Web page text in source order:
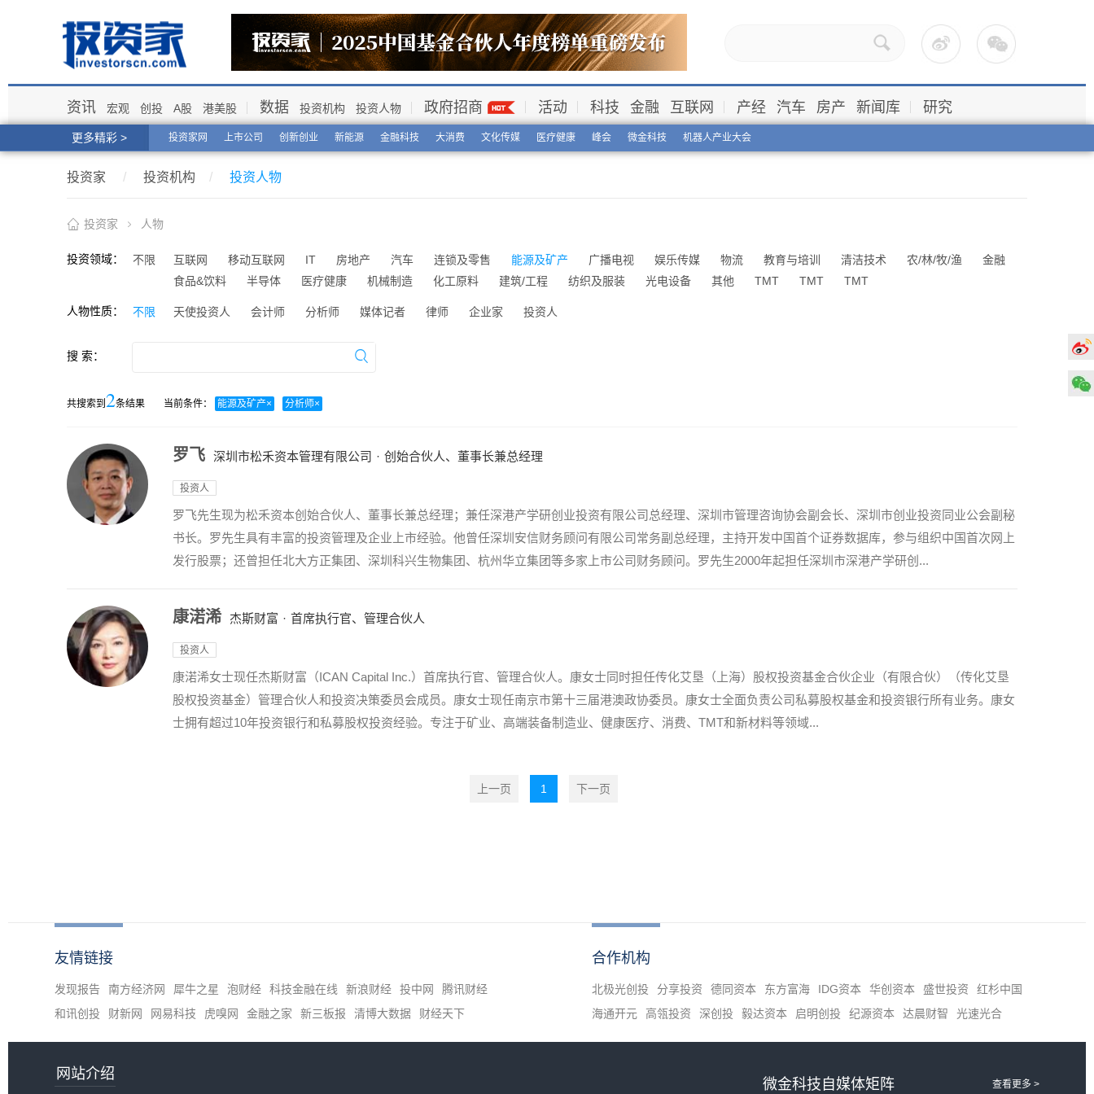
更多精彩 > 投资家网 上市公司 创新创业 新能源 金融科技 大消费 文化传媒 医疗健康 峰会 微金科技 机器人产业大会
资讯 宏观 创投 A股 港美股 数据 投资机构 投资人物 政府招商 活动 科技 金融 互联网 产经 汽车 房产 新闻库 研究
投资家 / 投资机构 / 投资人物
投资家 人物
投资领域： 不限 互联网 移动互联网 IT 房地产 汽车 连锁及零售 能源及矿产 广播电视 娱乐传媒 物流 教育与培训 清洁技术 农/林/牧/渔
金融
食品&饮料
半导体 医疗健康 机械制造 化工原料 建筑/工程 纺织及服装 光电设备 其他 TMT TMT TMT
人物性质： 不限 天使投资人 会计师 分析师 媒体记者 律师 企业家 投资人
搜 索：
共搜索到 2条结果 当前条件： 能源及矿产× 分析师×
罗飞 深圳市松禾资本管理有限公司 · 创始合伙人、董事长兼总经理
投资人
罗飞先生现为松禾资本创始合伙人、董事长兼总经理；兼任深港产学研创业投资有限公司总经理、深圳市管理咨询协会副会长、深圳市创业投资同业公会副秘
书长。罗先生具有丰富的投资管理及企业上市经验。他曾任深圳安信财务顾问有限公司常务副总经理，主持开发中国首个证券数据库，参与组织中国首次网上
发行股票；还曾担任北大方正集团、深圳科兴生物集团、杭州华立集团等多家上市公司财务顾问。罗先生2000年起担任深圳市深港产学研创...
康渃浠 杰斯财富 · 首席执行官、管理合伙人
投资人
康渃浠女士现任杰斯财富（ICAN Capital Inc.）首席执行官、管理合伙人。康女士同时担任传化艾垦（上海）股权投资基金合伙企业（有限合伙）（传化艾垦
股权投资基金）管理合伙人和投资决策委员会成员。康女士现任南京市第十三届港澳政协委员。康女士全面负责公司私募股权基金和投资银行所有业务。康女
士拥有超过10年投资银行和私募股权投资经验。专注于矿业、高端装备制造业、健康医疗、消费、TMT和新材料等领域...
上一页 1 下一页
友情链接
发现报告 南方经济网 犀牛之星 泡财经 科技金融在线 新浪财经 投中网
腾讯财经
和讯创投
财新网 网易科技 虎嗅网 金融之家 新三板报 清博大数据 财经天下
合作机构
北极光创投 分享投资 德同资本 东方富海 IDG资本 华创资本 盛世投资
红杉中国
海通开元
高瓴投资 深创投 毅达资本 启明创投 纪源资本 达晨财智 光速光合
网站介绍
查看更多 >
微金科技自媒体矩阵